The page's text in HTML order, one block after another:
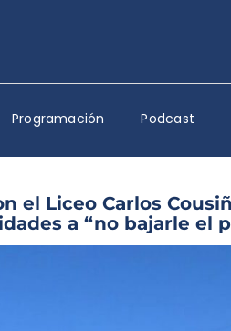
Programación Podcast
el Liceo Carlos
a “no bajarle el